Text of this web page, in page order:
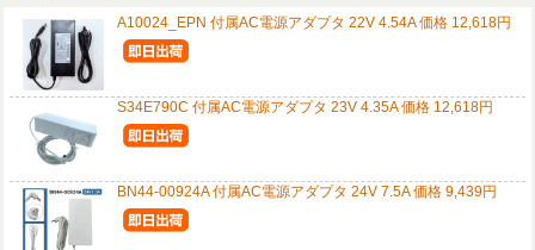
A10024_EPN 付属AC電源アダプタ 22V 4.54A 価格 12,618円
S34E790C 付属AC電源アダプタ 23V 4.35A 価格 12,618円
BN44-00924A 付属AC電源アダプタ 24V 7.5A 価格 9,439円